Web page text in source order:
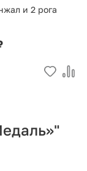
и 2 рога